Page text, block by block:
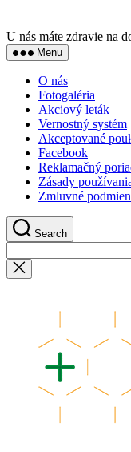
U nás máte zdravie na
Menu
O nás
Fotogaléria
Akciový leták
Vernostný systém
Akceptované
Facebook
Reklamačný
Zásady
Zmluvné
Search
Close
search